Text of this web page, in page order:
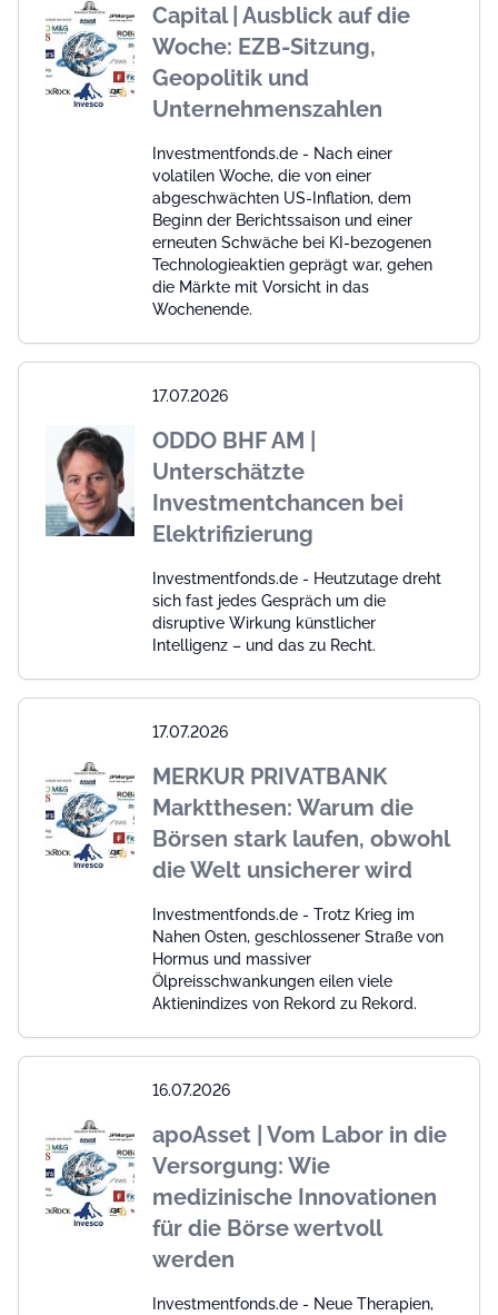
Capital | Ausblick auf die
Woche: EZB-Sitzung,
Geopolitik und
Unternehmenszahlen
Investmentfonds.de - Nach einer
volatilen Woche, die von einer
abgeschwächten US-Inflation, dem
Beginn der Berichtssaison und einer
erneuten Schwäche bei KI-bezogenen
Technologieaktien geprägt war, gehen
die Märkte mit Vorsicht in das
Wochenende.
17.07.2026
ODDO BHF AM |
Unterschätzte
Investmentchancen bei
Elektrifizierung
Investmentfonds.de - Heutzutage dreht
sich fast jedes Gespräch um die
disruptive Wirkung künstlicher
Intelligenz – und das zu Recht.
17.07.2026
MERKUR PRIVATBANK
Marktthesen: Warum die
Börsen stark laufen, obwohl
die Welt unsicherer wird
Investmentfonds.de - Trotz Krieg im
Nahen Osten, geschlossener Straße von
Hormus und massiver
Ölpreisschwankungen eilen viele
Aktienindizes von Rekord zu Rekord.
16.07.2026
apoAsset | Vom Labor in die
Versorgung: Wie
medizinische Innovationen
für die Börse wertvoll
werden
Investmentfonds.de - Neue Therapien,